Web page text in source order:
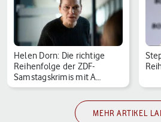
Helen Dorn: Die richtige
Reihenfolge der ZDF-
Samstagskrimis mit A…
MEHR ARTIKEL